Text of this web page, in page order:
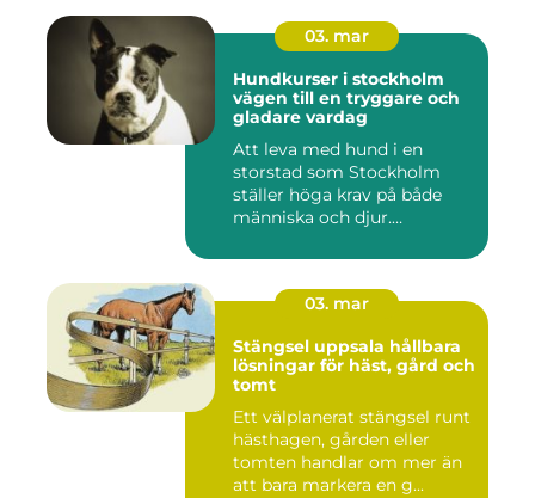
03. mar
Hundkurser i stockholm
vägen till en tryggare och
gladare vardag
Att leva med hund i en
storstad som Stockholm
ställer höga krav på både
människa och djur.
03. mar
Stängsel uppsala hållbara
lösningar för häst, gård och
tomt
Ett välplanerat stängsel runt
hästhagen, gården eller
tomten handlar om mer än
att bara markera en g...